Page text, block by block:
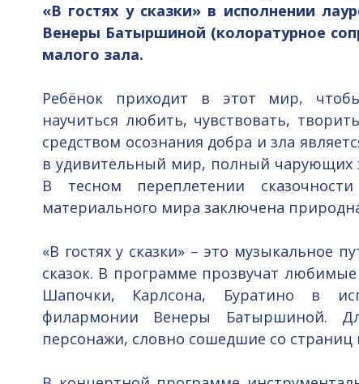
«В гостях у сказки» в исполнении
Венеры Батыршиной (колоратурное
малого зала.
Ребёнок приходит в этот мир,
научиться любить, чувствовать,
средством осознания добра и зла
в удивительный мир, полный чарующих
В тесном переплетении
материального мира заключена
«В гостях у сказки» – это музыкальное
сказок. В программе прозвучат
Шапочки, Карлсона, Буратино в
филармонии Венеры Батыршиной.
персонажи, словно сошедшие со